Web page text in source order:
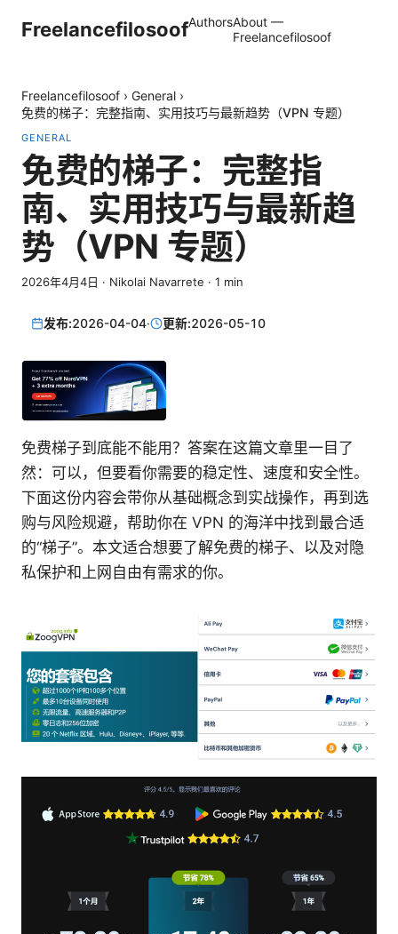
FreelancefilosoofAuthorsAbout —
Freelancefilosoof
Freelancefilosoof › General ›
免费的梯子：完整指南、实用技巧与最新趋势（VPN 专题）
GENERAL
免费的梯子：完整指
南、实用技巧与最新趋
势（VPN 专题）
2026年4月4日 · Nikolai Navarrete · 1 min
发布:2026-04-04· 更新:2026-05-10
免费梯子到底能不能用？答案在这篇文章里一目了
然：可以，但要看你需要的稳定性、速度和安全性。
下面这份内容会带你从基础概念到实战操作，再到选
购与风险规避，帮助你在 VPN 的海洋中找到最合适
的“梯子”。本文适合想要了解免费的梯子、以及对隐
私保护和上网自由有需求的你。